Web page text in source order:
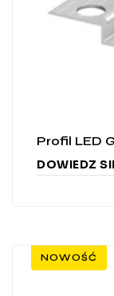
Profil LED
NOWOŚĆ